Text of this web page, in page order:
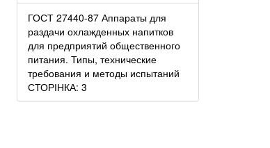
ГОСТ 27440-87 Аппараты для
раздачи охлажденных напитков
для предприятий общественного
питания. Типы, технические
требования и методы испытаний
СТОРІНКА: 3